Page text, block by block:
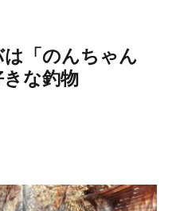
「のんちゃん
な釣物